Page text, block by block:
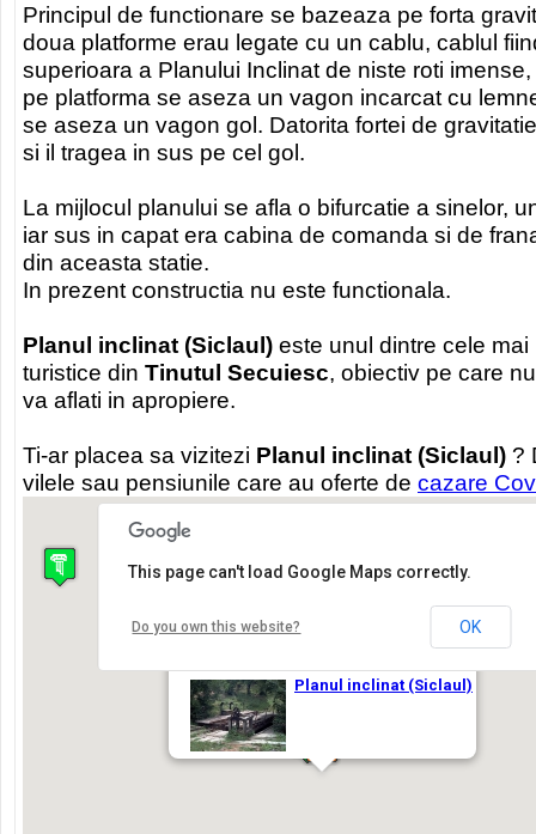
Principul de functionare se bazeaza pe forta
doua platforme erau legate cu un cablu, cablul
superioara a Planului Inclinat de niste roti
pe platforma se aseza un vagon incarcat cu
se aseza un vagon gol. Datorita fortei de
si il tragea in sus pe cel gol.
La mijlocul planului se afla o bifurcatie a sinelor,
iar sus in capat era cabina de comanda si de
din aceasta statie.
In prezent constructia nu este functionala.
Planul inclinat (Siclaul) este unul dintre cele
turistice din Tinutul Secuiesc, obiectiv pe care
va aflati in apropiere.
Ti-ar placea sa vizitezi Planul inclinat (Siclaul) ?
vilele sau pensiunile care au oferte de cazare